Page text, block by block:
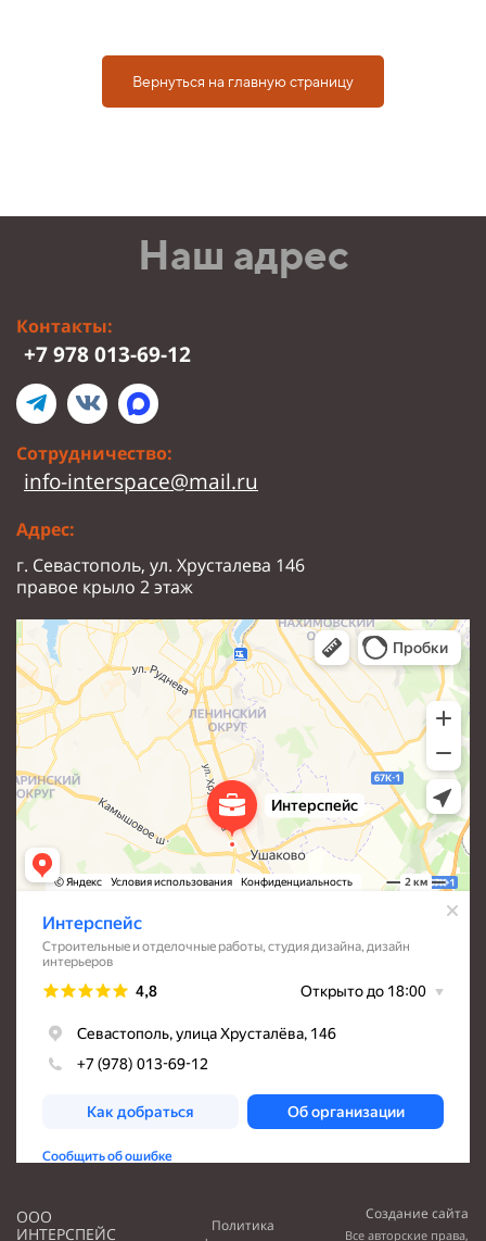
Вернуться на главную страницу
Наш адрес
Контакты:
+7 978 013-69-12
Сотрудничество:
info-interspace@mail.ru
Адрес:
г. Севастополь, ул. Хрусталева 146
правое крыло 2 этаж
ООО
ИНТЕРСПЕЙС
Политика
Создание сайта
Все авторские права,